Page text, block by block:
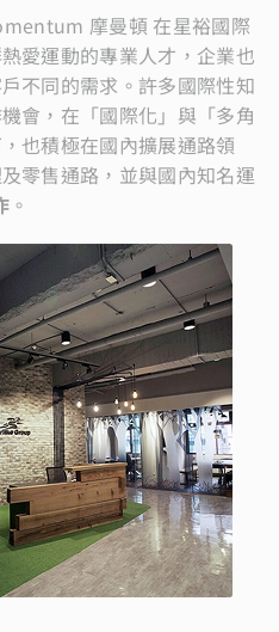
摩曼頓 在星裕國際
愛運動的專業人才，企業也
不同的需求。許多國際性知
會，在「國際化」與「多角
也積極在國內擴展通路領
零售通路，並與國內知名運
。